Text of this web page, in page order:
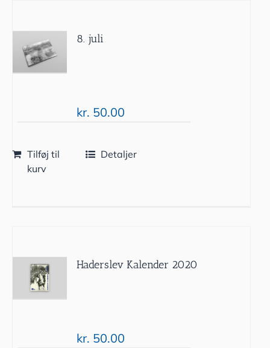
8. juli
kr. 50.00
Tilføj til
kurv
Detaljer
Haderslev Kalender 2020
kr. 50.00